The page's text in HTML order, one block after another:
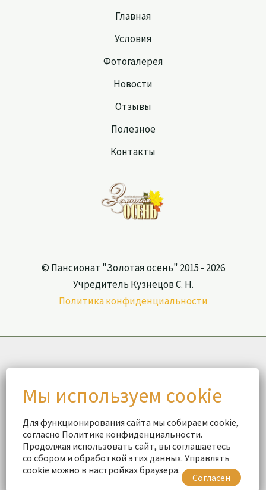
Главная
Условия
Фотогалерея
Новости
Отзывы
Полезное
Контакты
© Пансионат "Золотая осень" 2015 - 2026
Учредитель Кузнецов С. Н.
Политика конфиденциальности
Для функционирования сайта мы собираем cookie,
согласно Политике конфиденциальности.
Продолжая использовать сайт, вы соглашаетесь
со сбором и обработкой этих данных. Управлять
cookie можно в настройках браузера.